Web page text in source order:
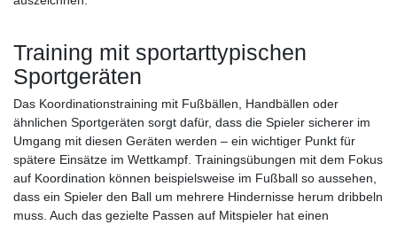
Training mit sportarttypischen
Sportgeräten
Das Koordinationstraining mit Fußbällen, Handbällen oder
ähnlichen Sportgeräten sorgt dafür, dass die Spieler sicherer im
Umgang mit diesen Geräten werden – ein wichtiger Punkt für
spätere Einsätze im Wettkampf. Trainingsübungen mit dem Fokus
auf Koordination können beispielsweise im Fußball so aussehen,
dass ein Spieler den Ball um mehrere Hindernisse herum dribbeln
muss. Auch das gezielte Passen auf Mitspieler hat einen